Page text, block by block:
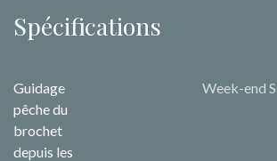
Spécifications
Guidage
pêche du
brochet
depuis les
Week-end